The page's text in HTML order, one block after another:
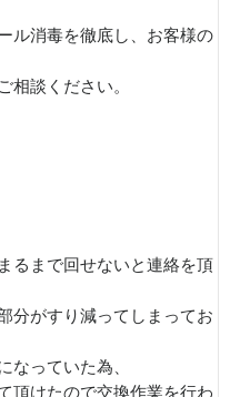
ル消毒を徹底し、お客様の
相談ください。
るまで回せないと連絡を頂
分がすり減ってしまってお
なっていた為、
頂けたので交換作業を行わ